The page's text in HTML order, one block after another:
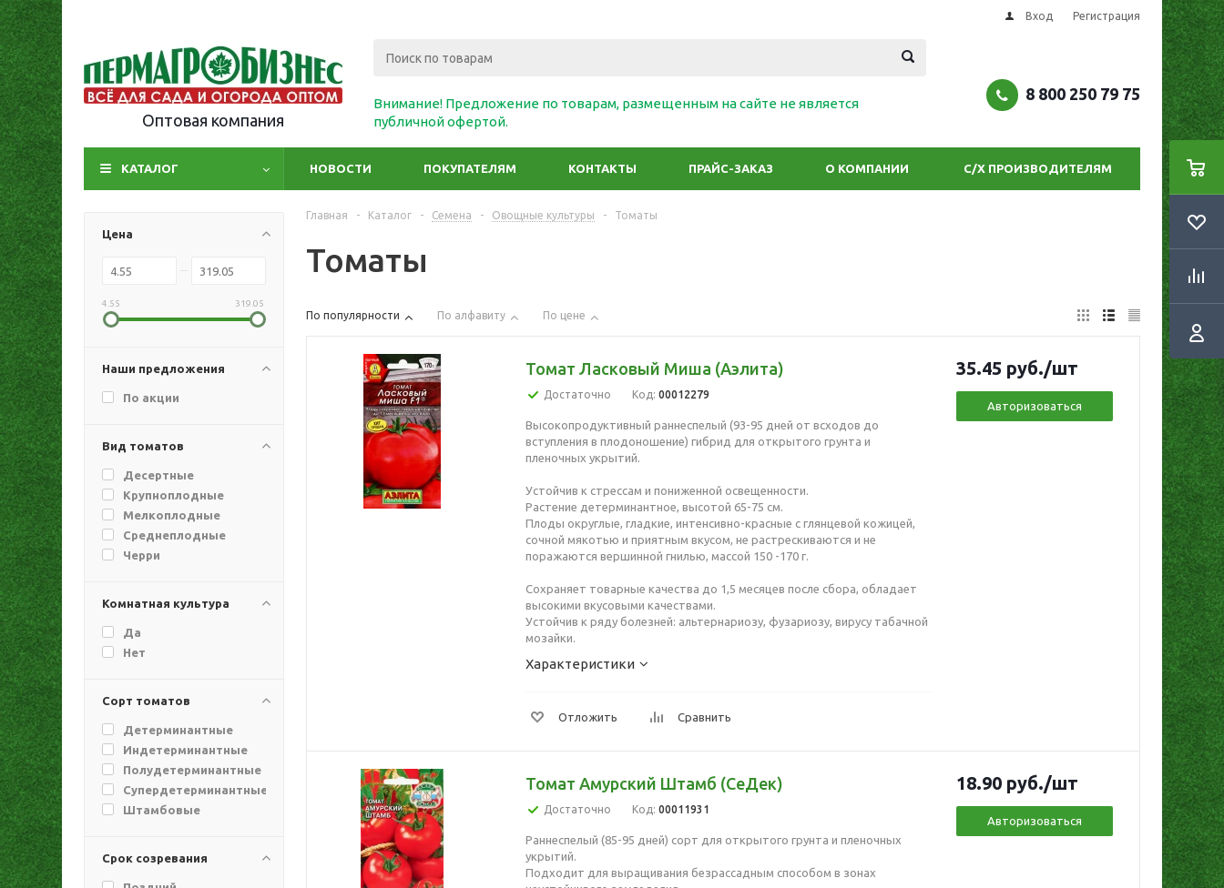
Вход Регистрация
Оптовая компания
Внимание! Предложение по товарам, размещенным на сайте не является
публичной офертой.
8 800 250 79 75
КАТАЛОГ НОВОСТИ ПОКУПАТЕЛЯМ КОНТАКТЫ ПРАЙС-ЗАКАЗ О КОМПАНИИ С/Х ПРОИЗВОДИТЕЛЯМ
Цена
4.55 319.05
Наши предложения
По акции
Вид томатов
Десертные
Крупноплодные
Мелкоплодные
Среднеплодные
Черри
Комнатная культура
Да
Нет
Сорт томатов
Детерминантные
Индетерминантные
Полудетерминантные
Супердетерминантные
Штамбовые
Срок созревания
Главная - Каталог - Семена - Овощные культуры - Томаты
Томаты
По популярности По алфавиту По цене
Томат Ласковый Миша (Аэлита)
Достаточно Код: 00012279
Высокопродуктивный раннеспелый (93-95 дней от всходов до
вступления в плодоношение) гибрид для открытого грунта и
пленочных укрытий.
Устойчив к стрессам и пониженной освещенности.
Растение детерминантное, высотой 65-75 см.
Плоды округлые, гладкие, интенсивно-красные с глянцевой кожицей,
сочной мякотью и приятным вкусом, не растрескиваются и не
поражаются вершинной гнилью, массой 150 -170 г.
Сохраняет товарные качества до 1,5 месяцев после сбора, обладает
высокими вкусовыми качествами.
Устойчив к ряду болезней: альтернариозу, фузариозу, вирусу табачной
мозайки.
Характеристики
Отложить Сравнить
35.45 руб./шт
Авторизоваться
Томат Амурский Штамб (СеДек)
Достаточно Код: 00011931
Раннеспелый (85-95 дней) сорт для открытого грунта и пленочных
укрытий.
Подходит для выращивания безрассадным способом в зонах
18.90 руб./шт
Авторизоваться